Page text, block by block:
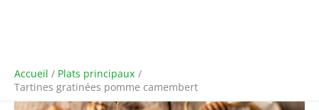
Accueil
Plats principaux
Tartines gratinées pomme camembert